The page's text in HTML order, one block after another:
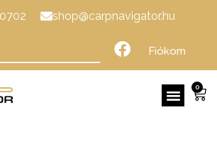
shop@carpnavigator.hu
Fiókom
0